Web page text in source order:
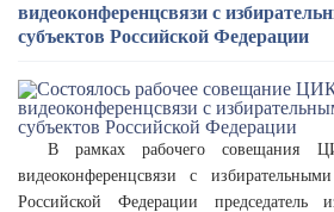
видеоконференцсвязи с
субъектов Российской Федерации
В рамках рабочего совещания
видеоконференцсвязи с
Российской Федерации председатель